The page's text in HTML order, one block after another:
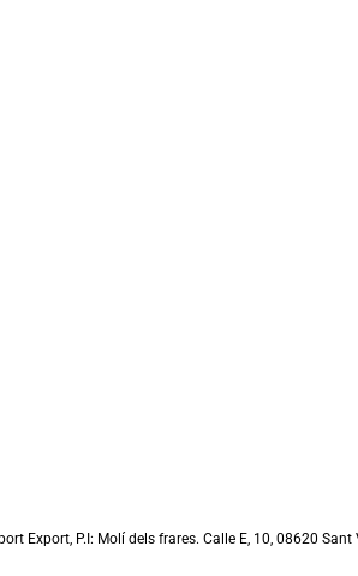
Export, P.I: Molí dels frares. Calle E, 10, 08620